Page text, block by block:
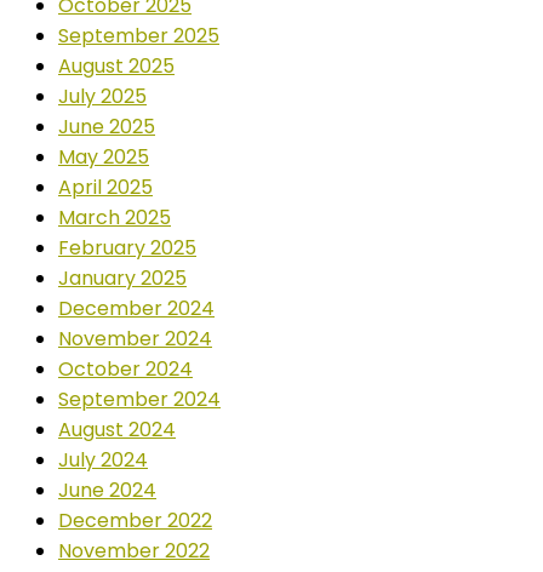
October 2025
September 2025
August 2025
July 2025
June 2025
May 2025
April 2025
March 2025
February 2025
January 2025
December 2024
November 2024
October 2024
September 2024
August 2024
July 2024
June 2024
December 2022
November 2022